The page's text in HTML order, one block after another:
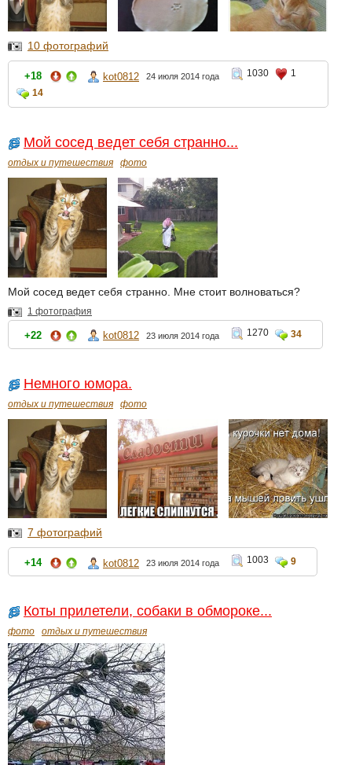
10 фотографий
+18 kot0812 24 июля 2014 года 1030
1
14
Мой сосед ведет себя странно...
отдых и путешествия фото
Мой сосед ведет себя странно. Мне стоит волноваться?
1 фотография
+22 kot0812 23 июля 2014 года 1270 34
Немного юмора.
отдых и путешествия фото
7 фотографий
+14 kot0812 23 июля 2014 года 1003 9
Коты прилетели, собаки в обмороке...
фото отдых и путешествия